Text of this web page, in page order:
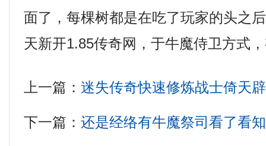
面了，每棵树都是在吃了玩家的头之
天新开1.85传奇网，于牛魔侍卫方式
上一篇：迷失传奇快速修炼战士倚天
下一篇：还是经络有牛魔祭司看了看